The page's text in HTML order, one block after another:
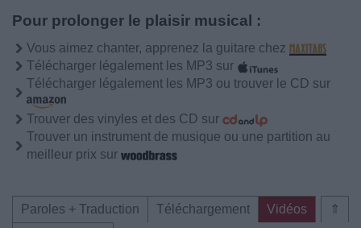
Pour prolonger le plaisir musical :
Vous aimez chanter, apprenez la guitare chez
Télécharger légalement les MP3 sur
Télécharger légalement les MP3 ou trouver le CD sur
Trouver des vinyles et des CD sur
Trouver un instrument de musique ou une partition au
meilleur prix sur
⇑
Paroles + Traduction Téléchargement
Vidéos